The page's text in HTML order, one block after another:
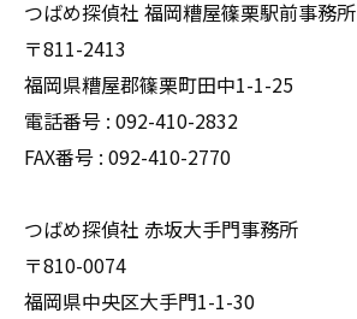
つばめ探偵社 福岡糟屋篠栗駅前事務所
〒811-2413
福岡県糟屋郡篠栗町田中1-1-25
電話番号 : 092-410-2832
FAX番号 : 092-410-2770
つばめ探偵社 赤坂大手門事務所
〒810-0074
福岡県中央区大手門1-1-30